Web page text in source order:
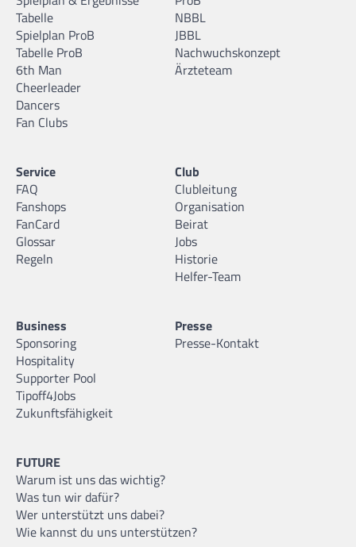
Tabelle
Spielplan ProB
Tabelle ProB
6th Man
Cheerleader
Dancers
Fan Clubs
NBBL
JBBL
Nachwuchskonzept
Ärzteteam
Service
FAQ
Fanshops
FanCard
Glossar
Regeln
Club
Clubleitung
Organisation
Beirat
Jobs
Historie
Helfer-Team
Business
Sponsoring
Hospitality
Supporter Pool
Tipoff4Jobs
Zukunftsfähigkeit
Presse
Presse-Kontakt
FUTURE
Warum ist uns das wichtig?
Was tun wir dafür?
Wer unterstützt uns dabei?
Wie kannst du uns unterstützen?